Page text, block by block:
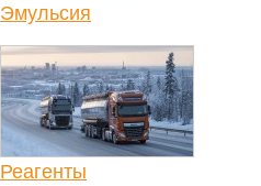
Эмульсия
Реагенты